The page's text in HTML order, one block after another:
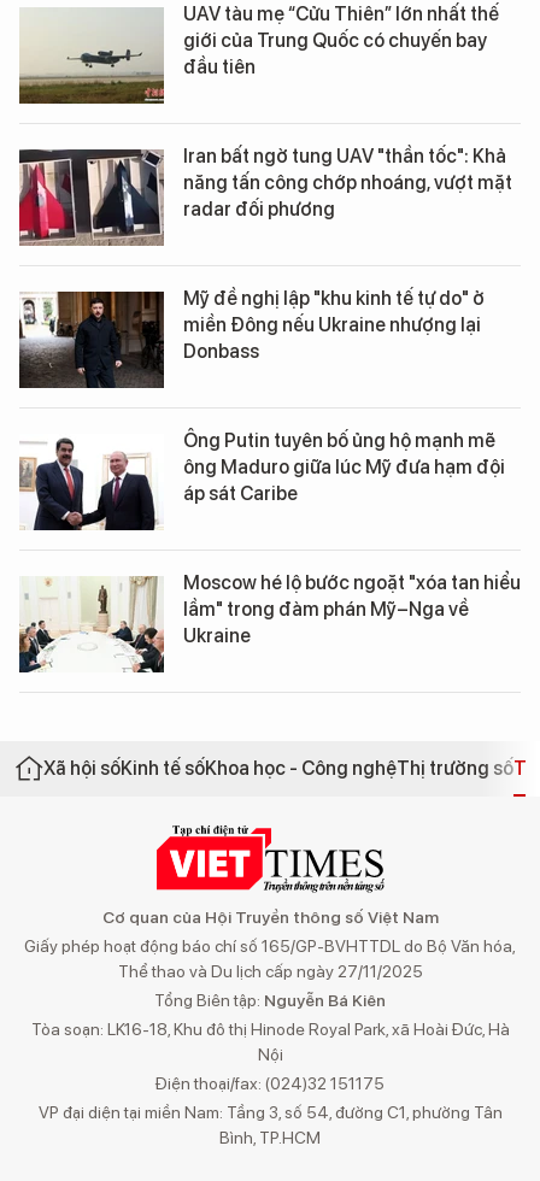
UAV tàu mẹ “Cửu Thiên” lớn nhất thế
giới của Trung Quốc có chuyến bay
đầu tiên
Iran bất ngờ tung UAV "thần tốc": Khả
năng tấn công chớp nhoáng, vượt mặt
radar đối phương
Mỹ đề nghị lập "khu kinh tế tự do" ở
miền Đông nếu Ukraine nhượng lại
Donbass
Ông Putin tuyên bố ủng hộ mạnh mẽ
ông Maduro giữa lúc Mỹ đưa hạm đội
áp sát Caribe
Moscow hé lộ bước ngoặt "xóa tan hiểu
lầm" trong đàm phán Mỹ–Nga về
Ukraine
Xã hội sốKinh tế sốKhoa học - Công nghệThị trường số
Cơ quan của Hội Truyền thông số Việt Nam
Giấy phép hoạt động báo chí số 165/GP-BVHTTDL do Bộ Văn hóa,
Thể thao và Du lịch cấp ngày 27/11/2025
Tổng Biên tập: Nguyễn Bá Kiên
Tòa soạn: LK16-18, Khu đô thị Hinode Royal Park, xã Hoài Đức, Hà
Nội
Điện thoại/fax: (024)32 151175
VP đại diện tại miền Nam: Tầng 3, số 54, đường C1, phường Tân
Bình, TP.HCM